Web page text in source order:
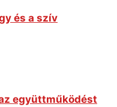
és a szív
együttműködést